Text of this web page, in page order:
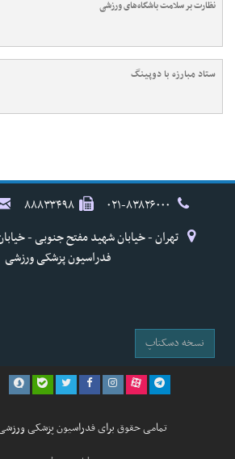
نظارت بر سلامت باشگاه‌های ورزشی
ستاد مبارزه با دوپینگ
۸۸۸۳۳۴۹۸
فدراسیون پزشکی ورزشی
نسخه دسکتاپ
تمامی حقوق برای فدراسیون پزشکی